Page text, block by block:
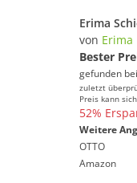
von Erima
Bester
gefunden bei
zuletzt
Preis kann
52%
Weitere
OTTO
Amazon